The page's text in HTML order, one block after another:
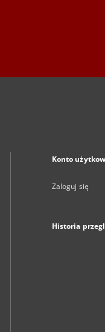
Konto
Zaloguj się
Historia